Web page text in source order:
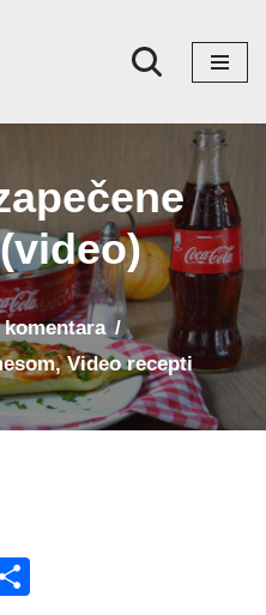
komentara
,Video recepti
M